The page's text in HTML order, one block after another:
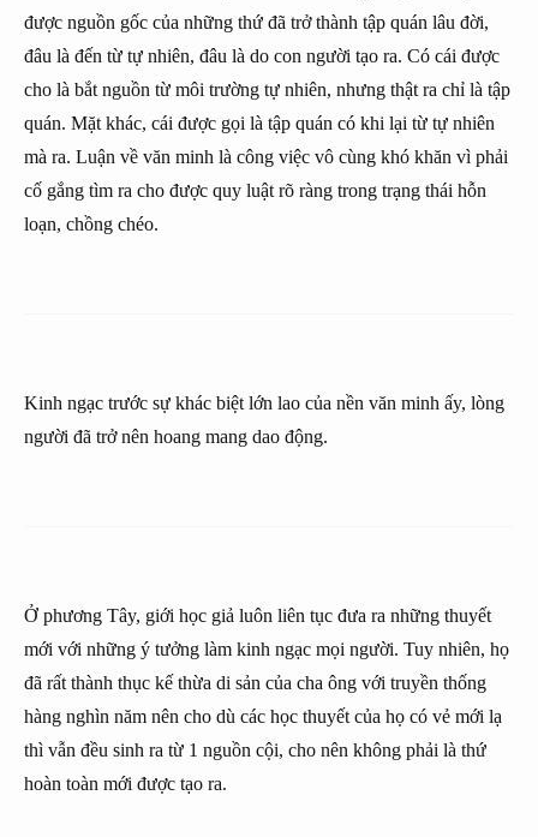
được nguồn gốc của những thứ đã trở thành tập quán lâu đời,
đâu là đến từ tự nhiên, đâu là do con người tạo ra. Có cái được
cho là bắt nguồn từ môi trường tự nhiên, nhưng thật ra chỉ là tập
quán. Mặt khác, cái được gọi là tập quán có khi lại từ tự nhiên
mà ra. Luận về văn minh là công việc vô cùng khó khăn vì phải
cố gắng tìm ra cho được quy luật rõ ràng trong trạng thái hỗn
loạn, chồng chéo.
Kinh ngạc trước sự khác biệt lớn lao của nền văn minh ấy, lòng
người đã trở nên hoang mang dao động.
Ở phương Tây, giới học giả luôn liên tục đưa ra những thuyết
mới với những ý tưởng làm kinh ngạc mọi người. Tuy nhiên, họ
đã rất thành thục kế thừa di sản của cha ông với truyền thống
hàng nghìn năm nên cho dù các học thuyết của họ có vẻ mới lạ
thì vẫn đều sinh ra từ 1 nguồn cội, cho nên không phải là thứ
hoàn toàn mới được tạo ra.